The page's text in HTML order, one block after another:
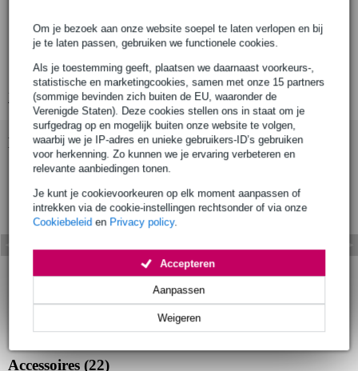
Om je bezoek aan onze website soepel te laten verlopen en bij
je te laten passen, gebruiken we functionele cookies.
Als je toestemming geeft, plaatsen we daarnaast voorkeurs-,
statistische en marketingcookies, samen met onze 15 partners
(sommige bevinden zich buiten de EU, waaronder de
Verenigde Staten). Deze cookies stellen ons in staat om je
surfgedrag op en mogelijk buiten onze website te volgen,
waarbij we je IP-adres en unieke gebruikers-ID’s gebruiken
voor herkenning. Zo kunnen we je ervaring verbeteren en
relevante aanbiedingen tonen.
Je kunt je cookievoorkeuren op elk moment aanpassen of
intrekken via de cookie-instellingen rechtsonder of via onze
Cookiebeleid en Privacy policy.
Weigeren
Aanpassen
Accepteren
serie: Capo Noir (zelfde ontwerp als de Deluxe-serie)
gebolde toets
Bekijk alle productspecificaties
Bekijk ook eens (2)
Accessoires (22)